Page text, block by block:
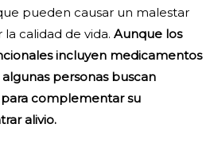
pueden causar un malestar
calidad de vida. Aunque los
incluyen medicamentos
personas buscan
complementar su
alivio.